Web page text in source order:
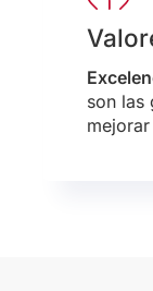
son las